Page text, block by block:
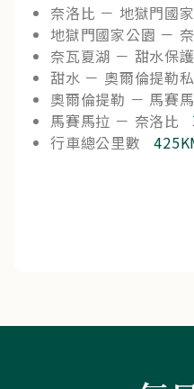
奈洛比 － 地獄門國
地獄門國家公園 －
奈瓦夏湖 － 甜水保
甜水 － 奧爾倫提勒
奧爾倫提勒 － 馬賽
馬賽馬拉 － 奈洛比
行車總公里數